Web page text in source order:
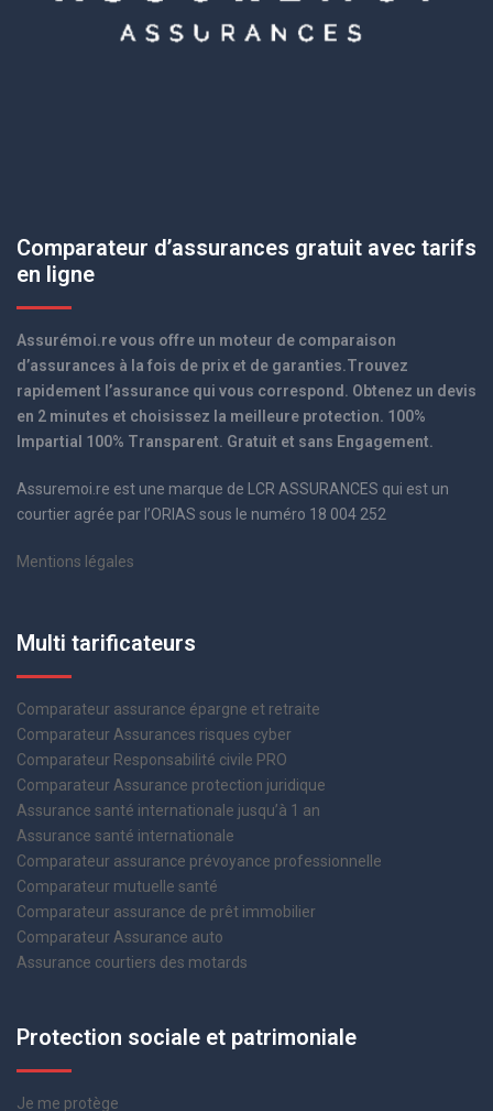
Comparateur d’assurances gratuit avec tarifs
en ligne
Assurémoi.re vous offre un moteur de comparaison
d’assurances à la fois de prix et de garanties.Trouvez
rapidement l’assurance qui vous correspond. Obtenez un devis
en 2 minutes et choisissez la meilleure protection. 100%
Impartial 100% Transparent. Gratuit et sans Engagement.
Assuremoi.re est une marque de LCR ASSURANCES qui est un
courtier agrée par l’ORIAS sous le numéro 18 004 252
Mentions légales
Multi tarificateurs
Comparateur assurance épargne et retraite
Comparateur Assurances risques cyber
Comparateur Responsabilité civile PRO
Comparateur Assurance protection juridique
Assurance santé internationale jusqu’à 1 an
Assurance santé internationale
Comparateur assurance prévoyance professionnelle
Comparateur mutuelle santé
Comparateur assurance de prêt immobilier
Comparateur Assurance auto
Assurance courtiers des motards
Protection sociale et patrimoniale
Je me protège